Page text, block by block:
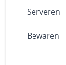
Serveren
Bewaren